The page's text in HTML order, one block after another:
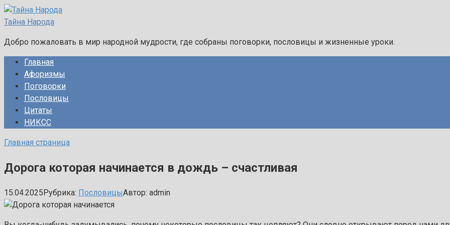
Перейти
к
Тайна Народа
Добро пожаловать в мир народной мудрости, где собраны поговорки, пословицы и жизненные уроки.
Главная
Афоризмы
Поговорки
Пословицы
Цитаты
НИКСС
Главная страница
Дорога которая начинается в дождь – счастливая
15.04.2025Рубрика: ПословицыАвтор: admin